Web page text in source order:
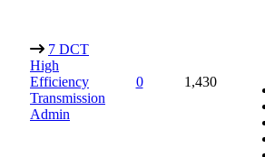
7 DCT
High
Efficiency
Transmission
Admin
0 1,430